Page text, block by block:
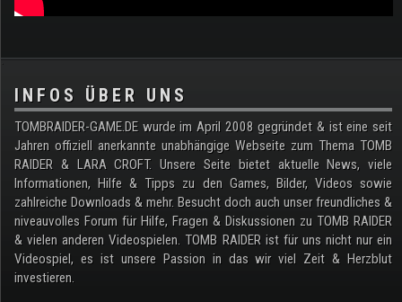
.
INFOS ÜBER UNS
TOMBRAIDER-GAME.DE wurde im April 2008 gegründet & ist eine seit
Jahren offiziell anerkannte unabhängige Webseite zum Thema TOMB
RAIDER & LARA CROFT. Unsere Seite bietet aktuelle News, viele
Informationen, Hilfe & Tipps zu den Games, Bilder, Videos sowie
zahlreiche Downloads & mehr. Besucht doch auch unser freundliches &
niveauvolles Forum für Hilfe, Fragen & Diskussionen zu TOMB RAIDER
& vielen anderen Videospielen. TOMB RAIDER ist für uns nicht nur ein
Videospiel, es ist unsere Passion in das wir viel Zeit & Herzblut
investieren.